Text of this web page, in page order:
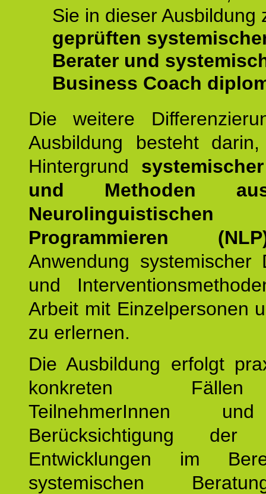
Sie in dieser Ausbildung
geprüften
Berater und
Business Coach
Die weitere
Ausbildung besteht
Hintergrund
und Methoden
Neurolinguistischen
Programmieren
Anwendung systemischer
und
Arbeit mit Einzelpersonen
zu erlernen.
Die Ausbildung erfolgt
konkreten
TeilnehmerInnen
Berücksichtigung der
Entwicklungen im
systemischen